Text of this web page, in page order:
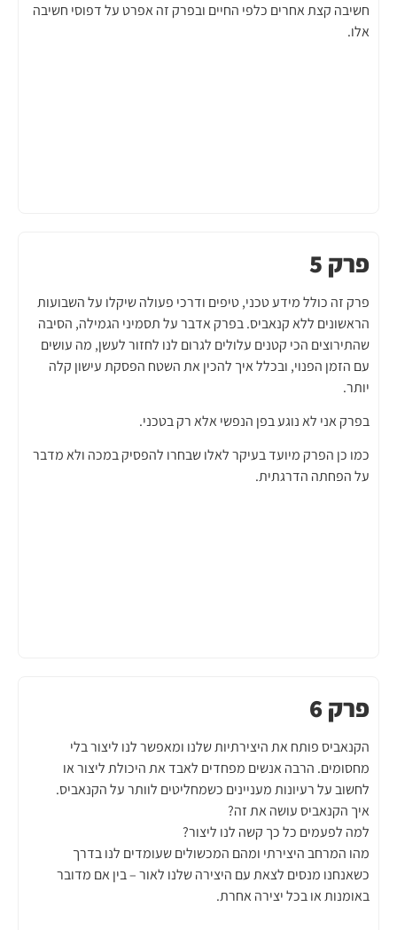
חשיבה קצת אחרים כלפי החיים ובפרק זה אפרט על דפוסי חשיבה
אלו.
פרק 5
פרק זה כולל מידע טכני, טיפים ודרכי פעולה שיקלו על השבועות
הראשונים ללא קנאביס. בפרק אדבר על תסמיני הגמילה, הסיבה
שהתירוצים הכי קטנים עלולים לגרום לנו לחזור לעשן, מה עושים
עם הזמן הפנוי, ובכלל איך להכין את השטח הפסקת עישון קלה
יותר.
בפרק אני לא נוגע בפן הנפשי אלא רק בטכני.
כמו כן הפרק מיועד בעיקר לאלו שבחרו להפסיק במכה ולא מדבר
על הפחתה הדרגתית.
פרק 6
הקנאביס פותח את היצירתיות שלנו ומאפשר לנו ליצור בלי
מחסומים. הרבה אנשים מפחדים לאבד את היכולת ליצור או
לחשוב על רעיונות מעניינים כשמחליטים לוותר על הקנאביס.
איך הקנאביס עושה את זה?
למה לפעמים כל כך קשה לנו ליצור?
מהו המרחב היצירתי ומהם המכשולים שעומדים לנו בדרך
כשאנחנו מנסים לצאת עם היצירה שלנו לאור – בין אם מדובר
באומנות או בכל יצירה אחרת.